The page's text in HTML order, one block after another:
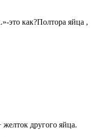
это как?Полтора яйца ,
другого яйца.